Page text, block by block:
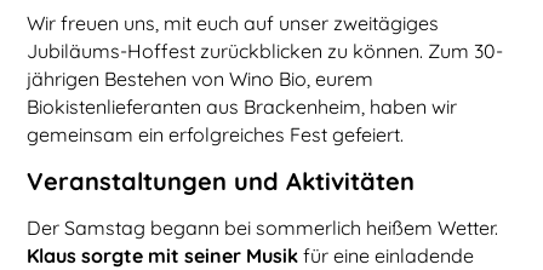
Wir freuen uns, mit euch auf unser zweitägiges
Jubiläums-Hoffest zurückblicken zu können. Zum 30-
jährigen Bestehen von Wino Bio, eurem
Biokistenlieferanten aus Brackenheim, haben wir
gemeinsam ein erfolgreiches Fest gefeiert.
Veranstaltungen und Aktivitäten
Der Samstag begann bei sommerlich heißem Wetter.
Klaus sorgte mit seiner Musik für eine einladende